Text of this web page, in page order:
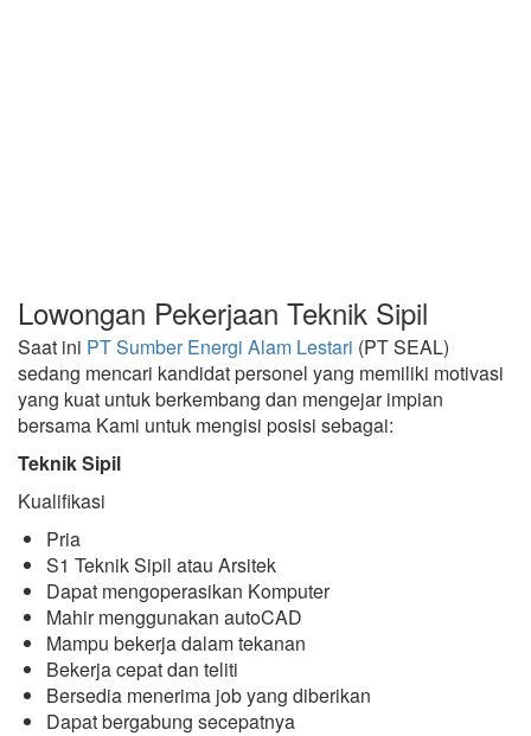
Lowongan Pekerjaan Teknik Sipil
Saat ini PT Sumber Energi Alam Lestari (PT SEAL)
sedang mencari kandidat personel yang memiliki motivasi
yang kuat untuk berkembang dan mengejar impian
bersama Kami untuk mengisi posisi sebagai:
Teknik Sipil
Kualifikasi
Pria
S1 Teknik Sipil atau Arsitek
Dapat mengoperasikan Komputer
Mahir menggunakan autoCAD
Mampu bekerja dalam tekanan
Bekerja cepat dan teliti
Bersedia menerima job yang diberikan
Dapat bergabung secepatnya